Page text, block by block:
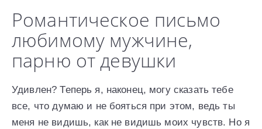
Романтическое письмо
любимому мужчине,
парню от девушки
Удивлен? Теперь я, наконец, могу сказать тебе
все, что думаю и не бояться при этом, ведь ты
меня не видишь, как не видишь моих чувств. Но я